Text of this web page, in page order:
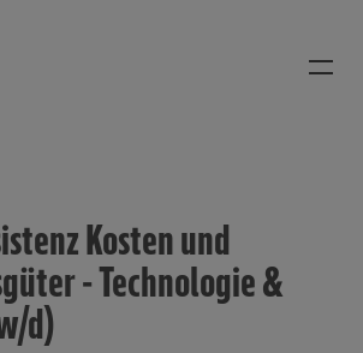
Kosten und
- Technologie &
d)